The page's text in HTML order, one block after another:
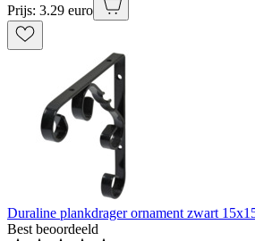
Prijs: 3.29 euro
Duraline plankdrager ornament zwart
Best beoordeeld